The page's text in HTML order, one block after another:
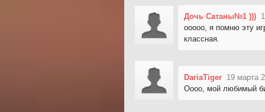
Дочь Сатаны№1 )))
ооооо, я помню эту
классная.
DariaTiger 19 марта
Оооо, мой любимый